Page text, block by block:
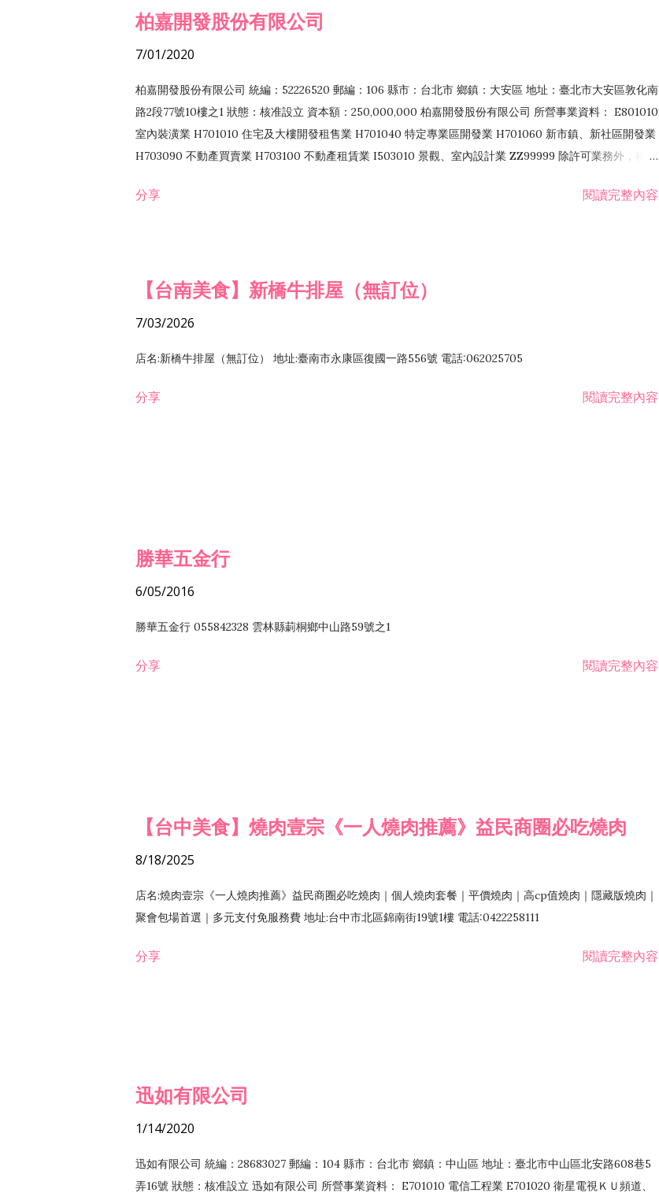
柏嘉開發股份有限公司
7/01/2020
柏嘉開發股份有限公司 統編：52226520 郵編：106 縣市：台北市 鄉鎮：大安區 地址：臺北市大安區敦化南
路2段77號10樓之1 狀態：核准設立 資本額：250,000,000 柏嘉開發股份有限公司 所營事業資料： E801010
室內裝潢業 H701010 住宅及大樓開發租售業 H701040 特定專業區開發業 H701060 新市鎮、新社區開發業
H703090 不動產買賣業 H703100 不動產租賃業 I503010 景觀、室內設計業 ZZ99999 除許可業務外，得經
分享 閱讀完整內容
【台南美食】新橋牛排屋（無訂位）
7/03/2026
店名:新橋牛排屋（無訂位） 地址:臺南市永康區復國一路556號 電話:062025705
分享 閱讀完整內容
勝華五金行
6/05/2016
勝華五金行 055842328 雲林縣莿桐鄉中山路59號之1
分享 閱讀完整內容
【台中美食】燒肉壹宗《一人燒肉推薦》益民商圈必吃燒肉
8/18/2025
店名:燒肉壹宗《一人燒肉推薦》益民商圈必吃燒肉｜個人燒肉套餐｜平價燒肉｜高cp值燒肉｜隱藏版燒肉｜
聚會包場首選｜多元支付免服務費 地址:台中市北區錦南街19號1樓 電話:0422258111
分享 閱讀完整內容
迅如有限公司
1/14/2020
迅如有限公司 統編：28683027 郵編：104 縣市：台北市 鄉鎮：中山區 地址：臺北市中山區北安路608巷5
弄16號 狀態：核准設立 迅如有限公司 所營事業資料： E701010 電信工程業 E701020 衛星電視ＫＵ頻道、